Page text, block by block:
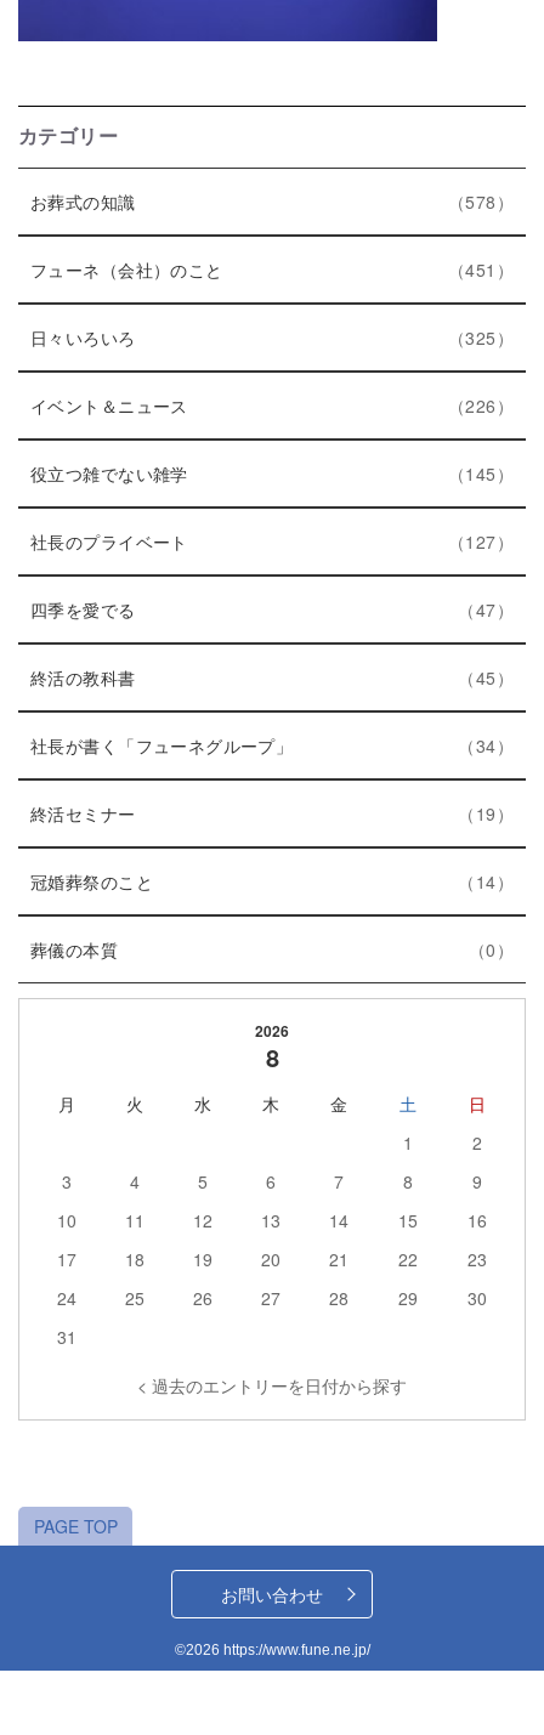
カテゴリー
お葬式の知識
ン
ト
リ
数
578
フューネ（会社）のこと
ン
リ
数
451
日々いろいろ
ン
ト
リ
ー
数
325
イベント＆ニュース
ン
ト
リ
数
226
役立つ雑でない雑学エ
ン
リ
数
145
件
社長のプライベート
ン
リ
数
127
四季を愛でる
ン
ト
リ
ー
数
47
終活の教科書エ
ン
ト
リ
数
45
件
社長が書く「フューネグループ」
ン
リ
数
34
終活セミナー
ン
ト
リ
数
19
冠婚葬祭のこと
ン
リ
14
葬儀の本質エ
ン
数
0
件
2026
8
月 火 水 木 金 土
日
1
2
3
4 5 6 7 8
9
10
11 12 13 14 15
16
17
18 19 20 21 22
23
24
25 26 27 28 29
30
31
< 過去のエントリーを日付から探す
PAGE TOP
お問い合わせ
©2026 https://www.fune.ne.jp/